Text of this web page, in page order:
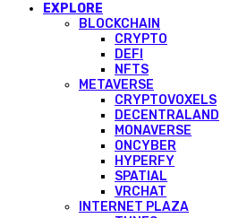
EXPLORE
BLOCKCHAIN
CRYPTO
DEFI
NFTS
METAVERSE
CRYPTOVOXELS
DECENTRALAND
MONAVERSE
ONCYBER
HYPERFY
SPATIAL
VRCHAT
INTERNET PLAZA